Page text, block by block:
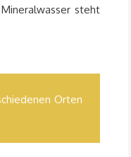
steht
Orten